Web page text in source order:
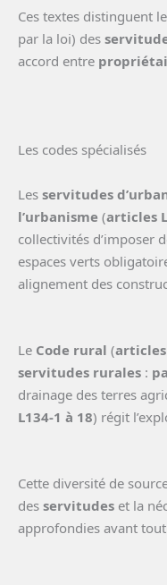
Ces textes distinguent
par la loi) des
accord entre
Les codes spécialisés
Les servitudes
l’urbanisme (articles
collectivités d’imposer
espaces verts
alignement des
Le Code rural (articles
servitudes rurales :
drainage des terres
L134-1 à 18) régit
Cette diversité de
des servitudes et la
approfondies avant